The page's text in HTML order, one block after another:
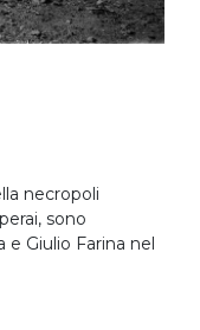
necropoli
sono
e Giulio Farina nel